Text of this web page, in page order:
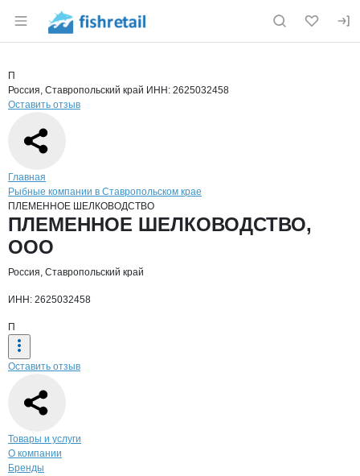
Раздел навигации по сайту fishretail.ru
Страница компании
Страница компании
Краткая информация о компании
П
Россия, Ставропольский край ИНН: 2625032458
Оставить отзыв
Навигация по сайту
Главная
Рыбные компании в Ставропольском крае
ПЛЕМЕННОЕ ШЕЛКОВОДСТВО
Основная информация о компании
ПЛЕМЕННОЕ ШЕЛКОВОДСТВО,
ООО
Россия, Ставропольский край
ИНН: 2625032458
П
Оставить отзыв
Навигация по странице
Товары и услуги
О компании
Бренды